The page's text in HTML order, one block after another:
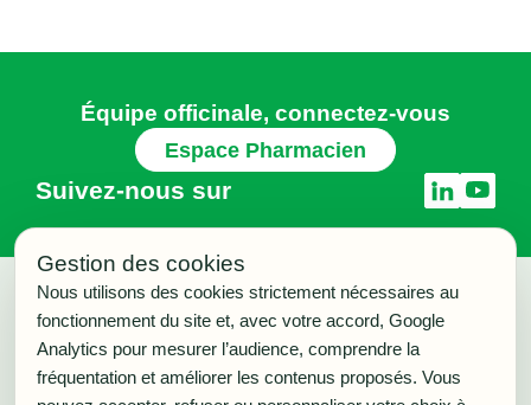
Équipe officinale, connectez-vous
Espace Pharmacien
Suivez-nous sur
BESOIN
PRODUITS
À PROPOS
Gestion des cookies
Nous utilisons des cookies strictement nécessaires au
fonctionnement du site et, avec votre accord, Google
Analytics pour mesurer l’audience, comprendre la
fréquentation et améliorer les contenus proposés. Vous